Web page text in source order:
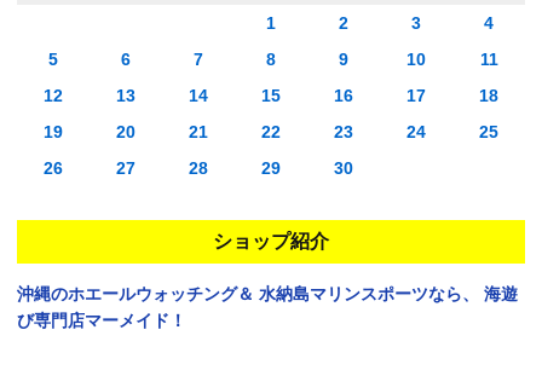
1
2 3
4
5
6 7 8 9 10
11
12
13 14 15 16 17
18
19
20 21 22 23 24
25
26
27 28 29 30
ショップ紹介
沖縄のホエールウォッチング＆ 水納島マリンスポーツなら、
海遊
び専門店マーメイド！